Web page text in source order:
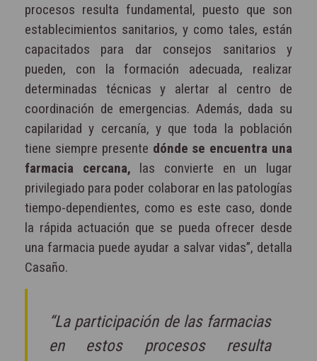
procesos resulta fundamental, puesto que son
establecimientos sanitarios, y como tales, están
capacitados para dar consejos sanitarios y
pueden, con la formación adecuada, realizar
determinadas técnicas y alertar al centro de
coordinación de emergencias. Además, dada su
capilaridad y cercanía, y que toda la población
tiene siempre presente dónde se encuentra una
farmacia cercana, las convierte en un lugar
privilegiado para poder colaborar en las patologías
tiempo-dependientes, como es este caso, donde
la rápida actuación que se pueda ofrecer desde
una farmacia puede ayudar a salvar vidas”, detalla
Casaño.
“La participación de las farmacias
en estos procesos resulta